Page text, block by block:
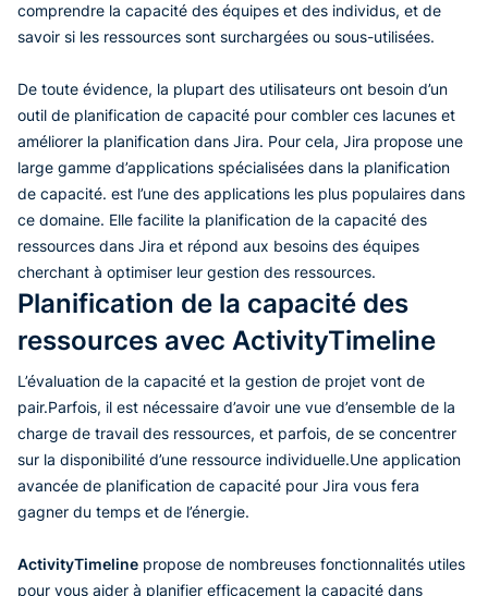
comprendre la capacité des équipes et des individus, et de
savoir si les ressources sont surchargées ou sous-utilisées.
De toute évidence, la plupart des utilisateurs ont besoin d’un
outil de planification de capacité pour combler ces lacunes et
améliorer la planification dans Jira. Pour cela, Jira propose une
large gamme d’applications spécialisées dans la planification
de capacité. est l’une des applications les plus populaires dans
ce domaine. Elle facilite la planification de la capacité des
ressources dans Jira et répond aux besoins des équipes
cherchant à optimiser leur gestion des ressources.
Planification de la capacité des
ressources avec ActivityTimeline
L’évaluation de la capacité et la gestion de projet vont de
pair.Parfois, il est nécessaire d’avoir une vue d’ensemble de la
charge de travail des ressources, et parfois, de se concentrer
sur la disponibilité d’une ressource individuelle.Une application
avancée de planification de capacité pour Jira vous fera
gagner du temps et de l’énergie.
ActivityTimeline propose de nombreuses fonctionnalités utiles
pour vous aider à planifier efficacement la capacité dans